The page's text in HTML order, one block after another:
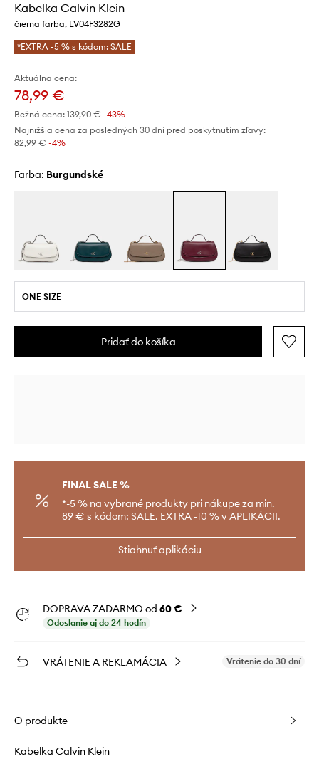
Kabelka Calvin Klein
čierna farba, LV04F3282G
*EXTRA -5 % s kódom: SALE
Aktuálna cena:
78,99 €
Bežná cena: 139,90 € -43%
Najnižšia cena za posledných 30 dní pred poskytnutím zľavy:
82,99 € -4%
Farba: burgundské
ONE SIZE
Pridať do košíka
FINAL SALE %
*-5 % na vybrané produkty pri nákupe za min.
89 € s kódom: SALE. EXTRA -10 % v APLIKÁCII.
Stiahnuť aplikáciu
DOPRAVA ZADARMO od 60 €
Odoslanie aj do 24 hodín
VRÁTENIE A REKLAMÁCIA Vrátenie do 30 dní
O produkte
Kabelka Calvin Klein